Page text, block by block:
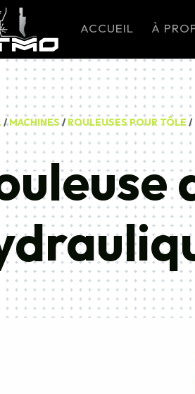
ACCUEIL À
/MACHINES/ ROULEUSES POUR TÔLE /